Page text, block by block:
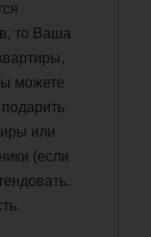
то Ваша
можете
или
(если